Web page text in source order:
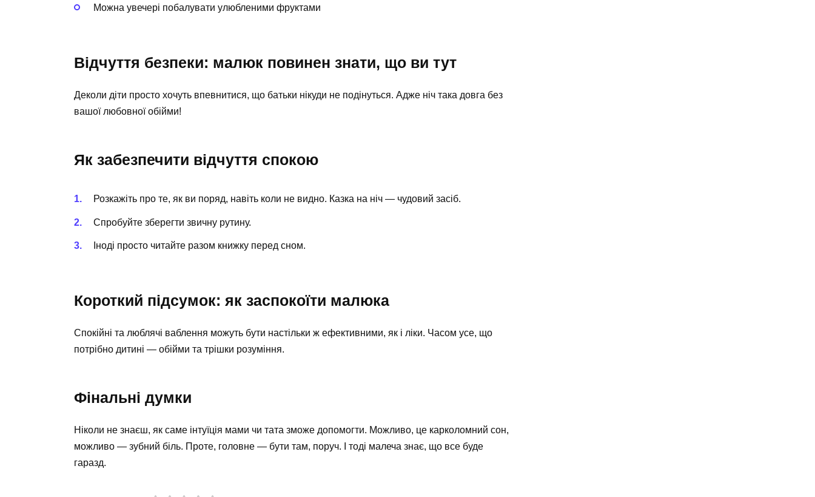
Можна увечері побалувати улюбленими фруктами
Відчуття безпеки: малюк повинен знати, що ви тут
Деколи діти просто хочуть впевнитися, що батьки нікуди не подінуться. Адже ніч така довга без
вашої любовної обійми!
Як забезпечити відчуття спокою
Розкажіть про те, як ви поряд, навіть коли не видно. Казка на ніч — чудовий засіб.
Спробуйте зберегти звичну рутину.
Іноді просто читайте разом книжку перед сном.
Короткий підсумок: як заспокоїти малюка
Спокійні та люблячі ваблення можуть бути настільки ж ефективними, як і ліки. Часом усе, що
потрібно дитині — обійми та трішки розуміння.
Фінальні думки
Ніколи не знаєш, як саме інтуїція мами чи тата зможе допомогти. Можливо, це карколомний сон,
можливо — зубний біль. Проте, головне — бути там, поруч. І тоді малеча знає, що все буде
гаразд.